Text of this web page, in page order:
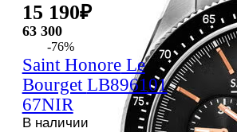
15 190₽
63 300
-76%
Saint HonoreLe
Bourget LB896101
67NIR
В наличии